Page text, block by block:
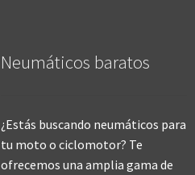
Neumáticos baratos
¿Estás buscando neumáticos para
tu moto o ciclomotor? Te
ofrecemos una amplia gama de